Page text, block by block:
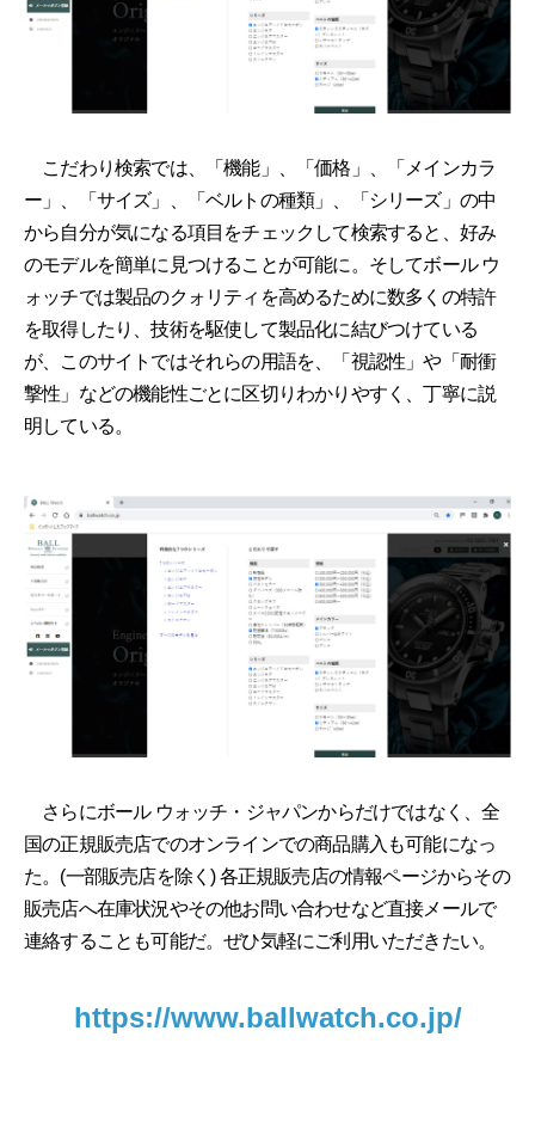
こだわり検索では、「機能」、「価格」、「メインカラ
ー」、「サイズ」、「ベルトの種類」、「シリーズ」の中
から自分が気になる項目をチェックして検索すると、好み
のモデルを簡単に見つけることが可能に。そしてボール ウ
ォッチでは製品のクォリティを高めるために数多くの特許
を取得したり、技術を駆使して製品化に結びつけている
が、このサイトではそれらの用語を、「視認性」や「耐衝
撃性」などの機能性ごとに区切りわかりやすく、丁寧に説
明している。
さらにボール ウォッチ・ジャパンからだけではなく、全
国の正規販売店でのオンラインでの商品購入も可能になっ
た。(一部販売店を除く) 各正規販売店の情報ページからその
販売店へ在庫状況やその他お問い合わせなど直接メールで
連絡することも可能だ。ぜひ気軽にご利用いただきたい。
https://www.ballwatch.co.jp/